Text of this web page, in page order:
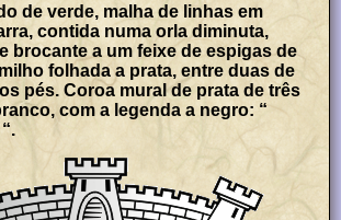
de verde, malha de linhas em
contida numa orla diminuta,
brocante a um feixe de espigas de
folhada a prata, entre duas de
pés. Coroa mural de prata de três
com a legenda a negro: “